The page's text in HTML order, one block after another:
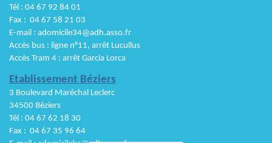
Tél : 04 67 92 84 01
Fax : 04 67 58 21 03
E-mail : adomicile34@adh.asso.fr
Accès bus : ligne n°11, arrêt Lucullus
Accès Tram 4 : arrêt Garcia Lorca
Etablissement Béziers
3 Boulevard Maréchal Leclerc
34500 Béziers
Tél : 04 67 62 18 30
Fax : 04 67 35 96 64